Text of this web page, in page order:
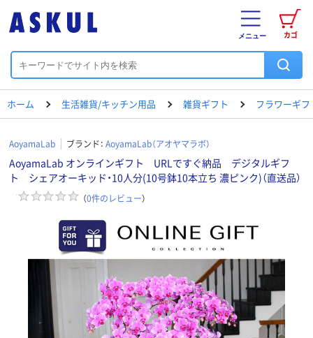
カゴ
メニュー
ホーム 生活雑貨/キッチン用品 雑貨ギフト フラワーギフ
AoyamaLab ブランド： AoyamaLab（アオヤマラボ）
AoyamaLab オンラインギフト URLですぐ納品 デジタルギフ
ト シェアオーキッド・10人分(10号鉢10本立ち 濃ピンク)（直送品）
（0件のレビュー）